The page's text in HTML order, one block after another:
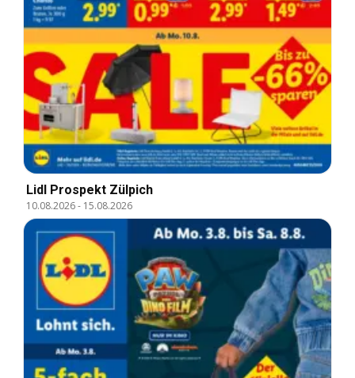
Lidl Prospekt Zülpich
10.08.2026- 15.08.2026